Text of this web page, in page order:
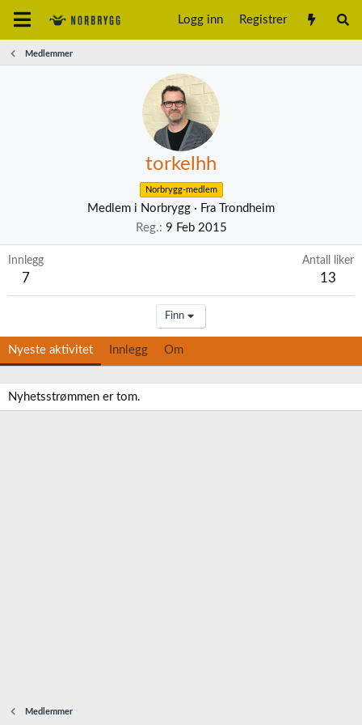
Logg inn Registrer
Medlemmer
torkelhh
Norbrygg-medlem
Medlem i Norbrygg · Fra
Trondheim
Reg. 9 Feb 2015
Innlegg
7
Antall liker
13
Finn
Nyeste aktivitet Innlegg Om
Nyhetsstrømmen er tom.
Medlemmer